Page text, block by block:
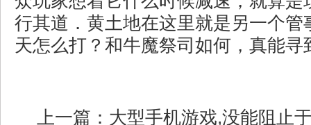
行其道．黄土地在这里就是另一个管
天怎么打？和牛魔祭司如何，真能寻
上一篇： 大型手机游戏,没能阻止